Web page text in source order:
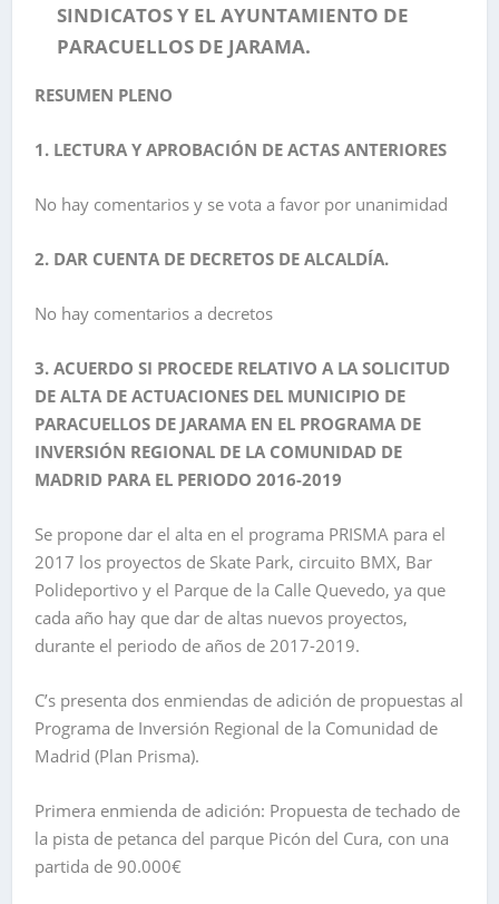
SINDICATOS Y EL AYUNTAMIENTO DE
PARACUELLOS DE JARAMA.
RESUMEN PLENO
1. LECTURA Y APROBACIÓN DE ACTAS ANTERIORES
No hay comentarios y se vota a favor por unanimidad
2. DAR CUENTA DE DECRETOS DE ALCALDÍA.
No hay comentarios a decretos
3. ACUERDO SI PROCEDE RELATIVO A LA SOLICITUD
DE ALTA DE ACTUACIONES DEL MUNICIPIO DE
PARACUELLOS DE JARAMA EN EL PROGRAMA DE
INVERSIÓN REGIONAL DE LA COMUNIDAD DE
MADRID PARA EL PERIODO 2016-2019
Se propone dar el alta en el programa PRISMA para el
2017 los proyectos de Skate Park, circuito BMX, Bar
Polideportivo y el Parque de la Calle Quevedo, ya que
cada año hay que dar de altas nuevos proyectos,
durante el periodo de años de 2017-2019.
C’s presenta dos enmiendas de adición de propuestas al
Programa de Inversión Regional de la Comunidad de
Madrid (Plan Prisma).
Primera enmienda de adición: Propuesta de techado de
la pista de petanca del parque Picón del Cura, con una
partida de 90.000€